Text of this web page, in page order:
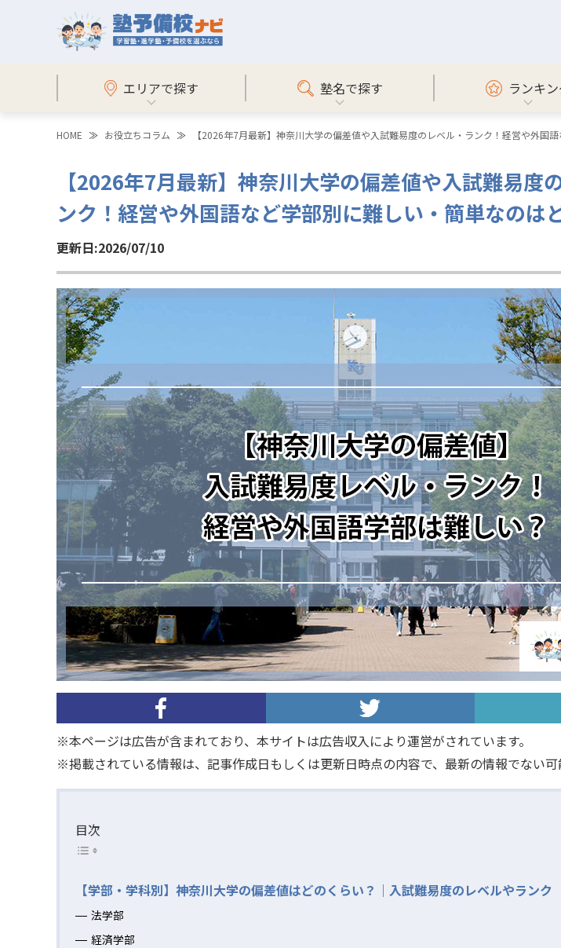
エリアで探す 塾名で探す ランキ
HOME お役立ちコラム 【2026年7月最新】神奈川大学の偏差値や入試難易度のレベル・ランク！経営や外国
【2026年7月最新】神奈川大学の偏差値や入試難易度
ンク！経営や外国語など学部別に難しい・簡単なのは
更新日:2026/07/10
※本ページは広告が含まれており、本サイトは広告収入により運営がされています。
※掲載されている情報は、記事作成日もしくは更新日時点の内容で、最新の情報でない可
目次
【学部・学科別】神奈川大学の偏差値はどのくらい？｜入試難易度のレベルやランク
法学部
経済学部